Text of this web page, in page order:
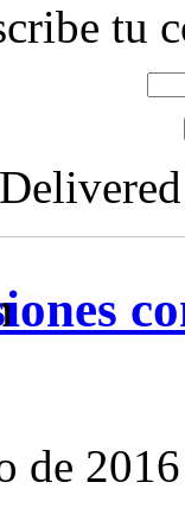
tu
de